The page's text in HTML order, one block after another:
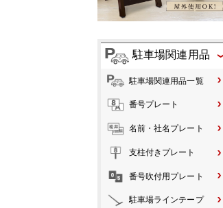
駐車場関連用品
駐車場関連用品一覧
番号プレート
名前・社名プレート
支柱付きプレート
番号吹付用プレート
駐車場ラインテープ